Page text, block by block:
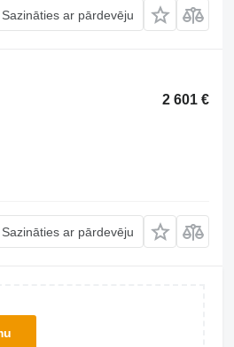
Sazināties ar pārdevēju
2 601 €
Sazināties ar pārdevēju